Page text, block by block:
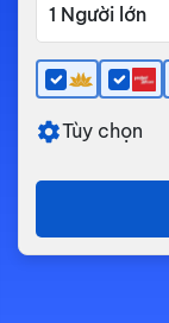
Tùy chọn